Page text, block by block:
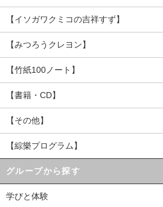
【イソガワクミコの吉祥すず】
【みつろうクレヨン】
【竹紙100ノート】
【書籍・CD】
【その他】
【綜樂プログラム】
グループから探す
学びと体験